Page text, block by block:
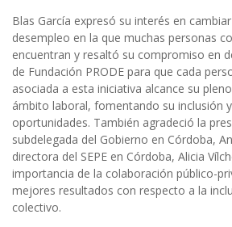
Blas García expresó su interés en
desempleo en la que muchas personas
encuentran y resaltó su compromiso en
de Fundación PRODE para que cada
asociada a esta iniciativa alcance su
ámbito laboral, fomentando su inclusión
oportunidades. También agradeció la
subdelegada del Gobierno en Córdoba,
directora del SEPE en Córdoba, Alicia
importancia de la colaboración público-
mejores resultados con respecto a la
colectivo.